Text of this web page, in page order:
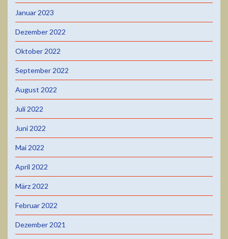
Januar 2023
Dezember 2022
Oktober 2022
September 2022
August 2022
Juli 2022
Juni 2022
Mai 2022
April 2022
März 2022
Februar 2022
Dezember 2021